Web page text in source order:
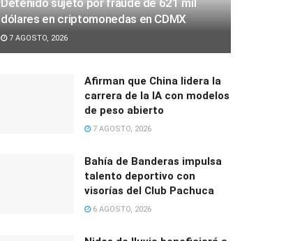
dólares en criptomonedas en CDMX
7 AGOSTO, 2026
Afirman que China lidera la
carrera de la IA con modelos
de peso abierto
7 AGOSTO, 2026
Bahía de Banderas impulsa
talento deportivo con
visorías del Club Pachuca
6 AGOSTO, 2026